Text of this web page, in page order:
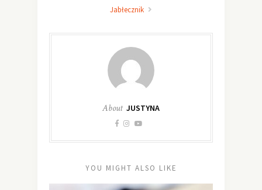
Jabłecznik
About JUSTYNA
YOU MIGHT ALSO LIKE